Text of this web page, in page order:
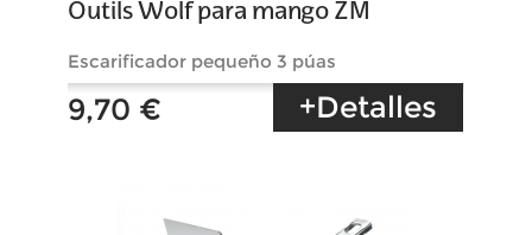
Outils Wolf para mango ZM
Escarificador pequeño 3 púas
9,70 € +Detalles